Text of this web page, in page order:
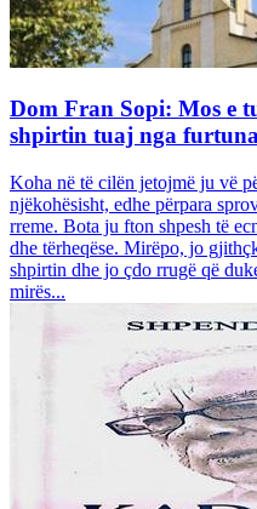
Dom Fran Sopi: Mos e
shpirtin tuaj nga
Koha në të cilën jetojmë ju vë
njëkohësisht, edhe përpara
rreme. Bota ju fton shpesh të
dhe tërheqëse. Mirëpo, jo
shpirtin dhe jo çdo rrugë që
mirës...